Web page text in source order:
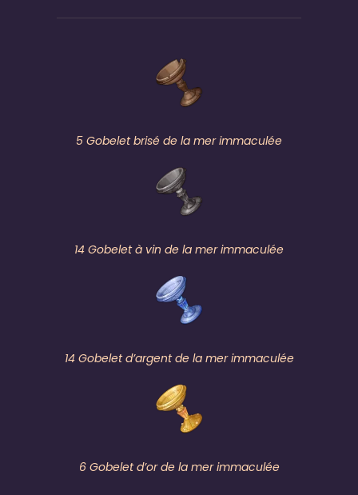
5 Gobelet brisé de la mer immaculée
14 Gobelet à vin de la mer immaculée
14 Gobelet d’argent de la mer immaculée
6 Gobelet d’or de la mer immaculée